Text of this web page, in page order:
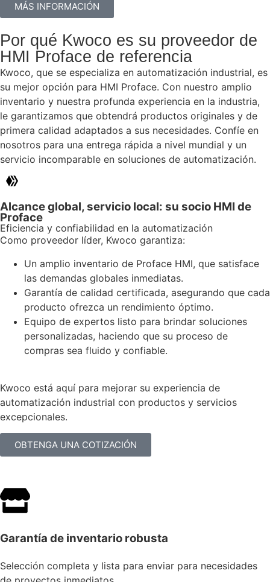
MÁS INFORMACIÓN
Por qué Kwoco es su proveedor de
HMI Proface de referencia
Kwoco, que se especializa en automatización industrial, es
su mejor opción para HMI Proface. Con nuestro amplio
inventario y nuestra profunda experiencia en la industria,
le garantizamos que obtendrá productos originales y de
primera calidad adaptados a sus necesidades. Confíe en
nosotros para una entrega rápida a nivel mundial y un
servicio incomparable en soluciones de automatización.
Alcance global, servicio local: su socio HMI de
Proface
Eficiencia y confiabilidad en la automatización
Como proveedor líder, Kwoco garantiza:
Un amplio inventario de Proface HMI, que satisface
las demandas globales inmediatas.
Garantía de calidad certificada, asegurando que cada
producto ofrezca un rendimiento óptimo.
Equipo de expertos listo para brindar soluciones
personalizadas, haciendo que su proceso de
compras sea fluido y confiable.
Kwoco está aquí para mejorar su experiencia de
automatización industrial con productos y servicios
excepcionales.
OBTENGA UNA COTIZACIÓN
Garantía de inventario robusta
Selección completa y lista para enviar para necesidades